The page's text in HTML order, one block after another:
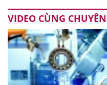
VIDEO CÙNG